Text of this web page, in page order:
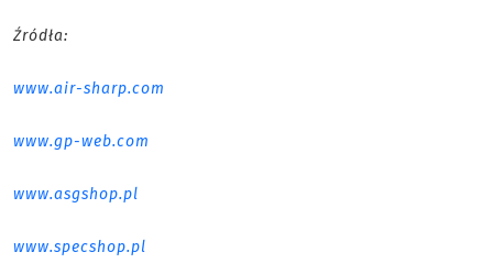
Źródła:
www.air-sharp.com
www.gp-web.com
www.asgshop.pl
www.specshop.pl